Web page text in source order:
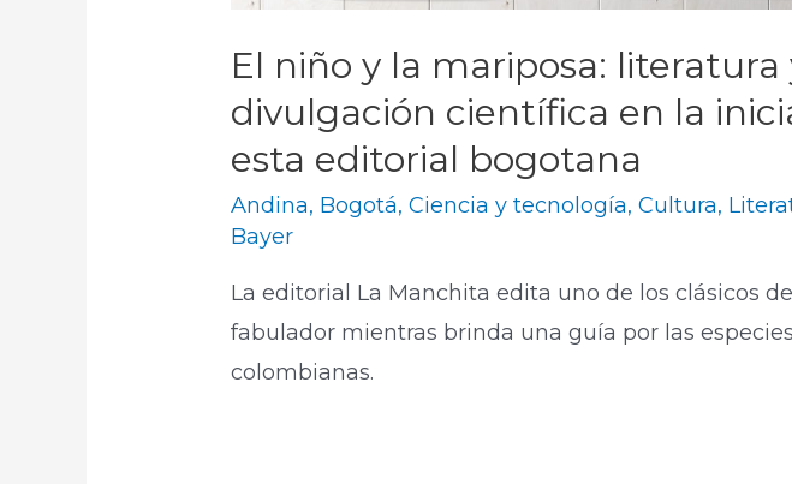
El niño y la mariposa: literatura
divulgación científica en la
esta editorial bogotana
Andina, Bogotá,Ciencia y tecnología,Cultura,
Bayer
La editorial La Manchita edita uno de los clásicos
fabulador mientras brinda una guía por las
colombianas.